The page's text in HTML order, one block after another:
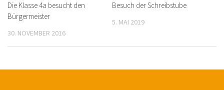
Die Klasse 4a besucht den
Bürgermeister
30. NOVEMBER 2016
Besuch der Schreibstube
5. MAI 2019